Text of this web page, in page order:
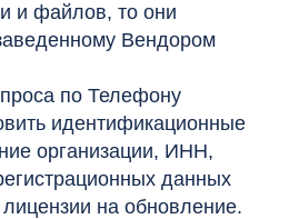
и файлов, то они
Вендором
по Телефону
идентификационные
организации, ИНН,
данных
на обновление.